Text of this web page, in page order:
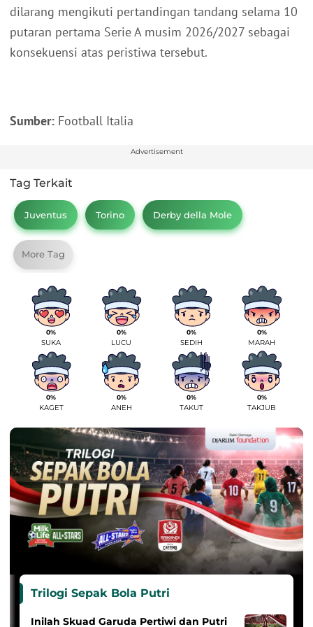
dilarang mengikuti pertandingan tandang selama 10
putaran pertama Serie A musim 2026/2027 sebagai
konsekuensi atas peristiwa tersebut.
Sumber: Football Italia
Advertisement
Tag Terkait
Juventus Torino Derby della Mole
More Tag
0%
SUKA
0%
LUCU
0%
SEDIH
0%
MARAH
0%
KAGET
0%
ANEH
0%
TAKUT
0%
TAKJUB
Trilogi Sepak Bola Putri
Inilah Skuad Garuda Pertiwi dan Putri